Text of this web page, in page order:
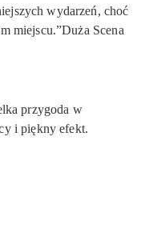
wydarzeń, choć
miejscu.”Duża Scena
przygoda w
i piękny efekt.